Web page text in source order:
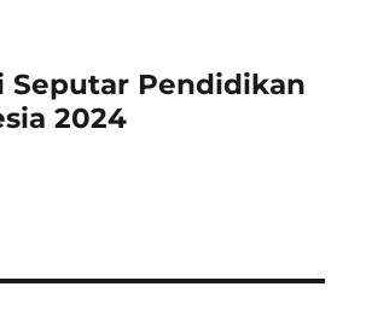
Seputar Pendidikan
2024